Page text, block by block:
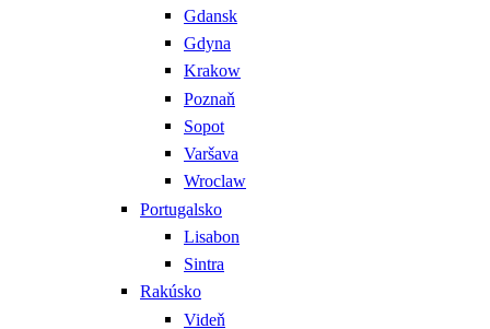
Gdansk
Gdyna
Krakow
Poznaň
Sopot
Varšava
Wroclaw
Portugalsko
Lisabon
Sintra
Rakúsko
Videň